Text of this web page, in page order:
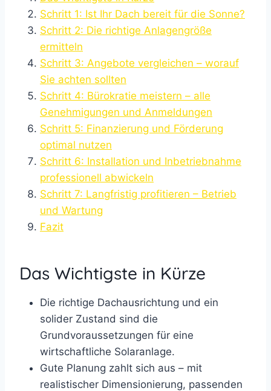
Schritt 1: Ist Ihr Dach bereit für die Sonne?
Schritt 2: Die richtige Anlagengröße
ermitteln
Schritt 3: Angebote vergleichen – worauf
Sie achten sollten
Schritt 4: Bürokratie meistern – alle
Genehmigungen und Anmeldungen
Schritt 5: Finanzierung und Förderung
optimal nutzen
Schritt 6: Installation und Inbetriebnahme
professionell abwickeln
Schritt 7: Langfristig profitieren – Betrieb
und Wartung
Fazit
Das Wichtigste in Kürze
Die richtige Dachausrichtung und ein
solider Zustand sind die
Grundvoraussetzungen für eine
wirtschaftliche Solaranlage.
Gute Planung zahlt sich aus – mit
realistischer Dimensionierung, passenden